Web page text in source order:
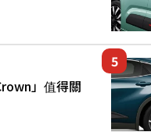
剛剛好的車
元日圓起的5
」值得關
、每公升